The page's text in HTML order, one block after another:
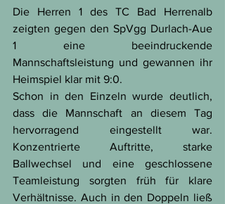
Die Herren 1 des TC Bad Herrenalb
zeigten gegen den SpVgg Durlach-Aue
1 eine beeindruckende
Mannschaftsleistung und gewannen ihr
Heimspiel klar mit 9:0.
Schon in den Einzeln wurde deutlich,
dass die Mannschaft an diesem Tag
hervorragend eingestellt war.
Konzentrierte Auftritte, starke
Ballwechsel und eine geschlossene
Teamleistung sorgten früh für klare
Verhältnisse. Auch in den Doppeln ließ